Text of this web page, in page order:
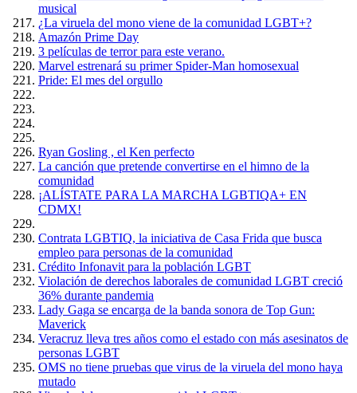
musical
¿La viruela del mono viene de la comunidad LGBT+?
Amazón Prime Day
3 películas de terror para este verano.
Marvel estrenará su primer Spider-Man homosexual
Pride: El mes del orgullo
Ryan Gosling , el Ken perfecto
La canción que pretende convertirse en el himno de la
comunidad
¡ALÍSTATE PARA LA MARCHA LGBTIQA+ EN
CDMX!
Contrata LGBTIQ, la iniciativa de Casa Frida que busca
empleo para personas de la comunidad
Crédito Infonavit para la población LGBT
Violación de derechos laborales de comunidad LGBT creció
36% durante pandemia
Lady Gaga se encarga de la banda sonora de Top Gun:
Maverick
Veracruz lleva tres años como el estado con más asesinatos de
personas LGBT
OMS no tiene pruebas que virus de la viruela del mono haya
mutado